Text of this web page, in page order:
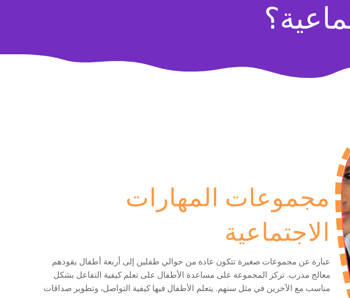
مجموعات المهارات
الاجتماعية
عبارة عن مجموعات صغيرة تتكون عادة من حوالي طفلين إلى أربعة أطفال يقودهم
معالج مدرب. تركز المجموعة على مساعدة الأطفال على تعلم كيفية التفاعل بشكل
مناسب مع الآخرين في مثل سنهم. يتعلم الأطفال فيها كيفية التواصل، وتطوير صداقات